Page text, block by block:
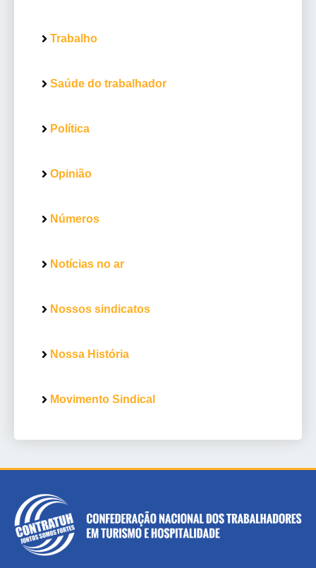
Trabalho
Saúde do trabalhador
Política
Opinião
Números
Notícias no ar
Nossos sindicatos
Nossa História
Movimento Sindical